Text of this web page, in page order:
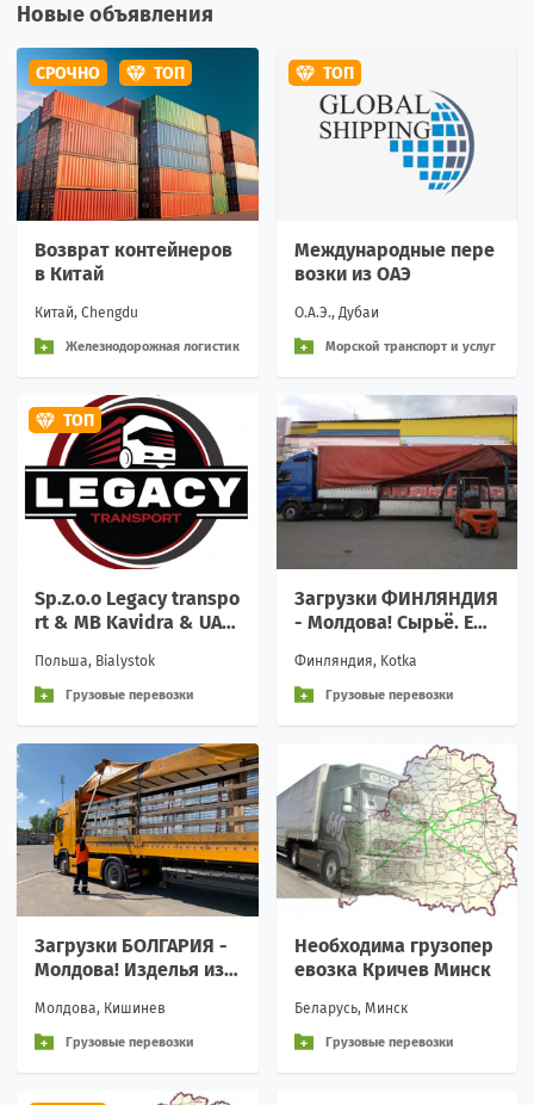
Новые объявления
СРОЧНО ТОП
Возврат контейнеров
в Китай
Китай, Chengdu
Железнодорожная логистик
ТОП
Международные пере
возки из ОАЭ
О.А.Э., Дубаи
Морской транспорт и услуг
ТОП
Sp.z.o.o Legacy transpo
rt & MB Kavidra & UAB
Польша, Bialystok
Грузовые перевозки
Загрузки ФИНЛЯНДИЯ
- Молдова! Сырьё. Еже
Финляндия, Kotka
Грузовые перевозки
Загрузки БОЛГАРИЯ -
Молдова! Изделья из
о!
Молдова, Кишинев
Грузовые перевозки
Необходима грузопер
евозка Кричев Минск
Беларусь, Минск
Грузовые перевозки